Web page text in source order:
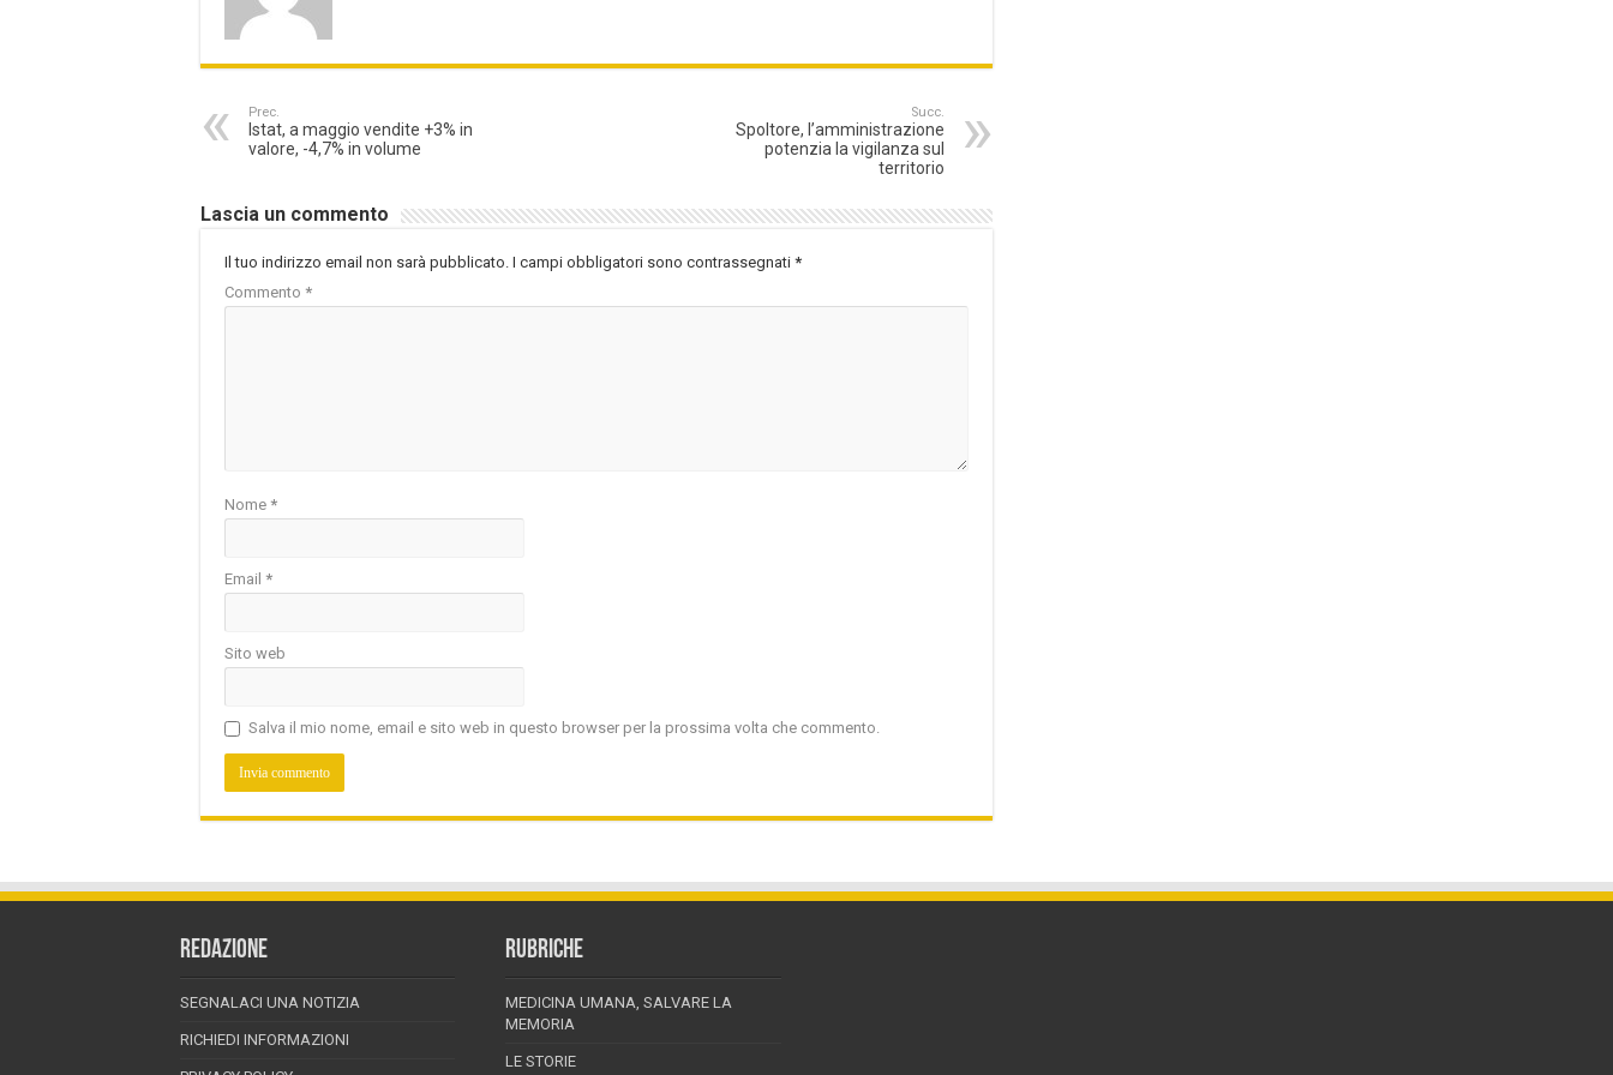
Prec.
Istat, a maggio vendite +3% in
valore, -4,7% in volume
Succ.
Spoltore, l’amministrazione
potenzia la vigilanza sul
territorio
Lascia un commento
Il tuo indirizzo email non sarà pubblicato. I campi obbligatori sono contrassegnati *
Commento *
Nome *
Email *
Sito web
Salva il mio nome, email e sito web in questo browser per la prossima volta che commento.
REDAZIONE
SEGNALACI UNA NOTIZIA
RICHIEDI INFORMAZIONI
RUBRICHE
MEDICINA UMANA, SALVARE LA
MEMORIA
LE STORIE